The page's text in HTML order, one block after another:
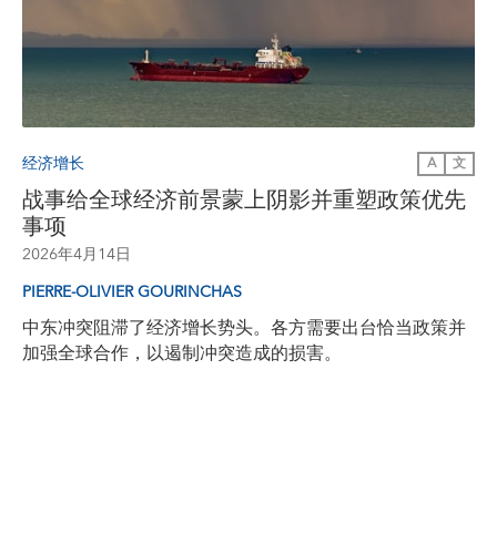
经济增长 A 文
战事给全球经济前景蒙上阴影并重塑政策优先
事项
2026年4月14日
PIERRE-OLIVIER GOURINCHAS
中东冲突阻滞了经济增长势头。各方需要出台恰当政策并
加强全球合作，以遏制冲突造成的损害。